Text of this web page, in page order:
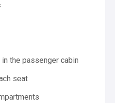
the passenger cabin
seat